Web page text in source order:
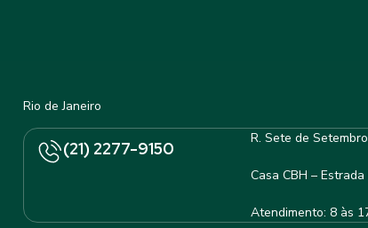
Rio de Janeiro
(21) 2277-9150
R. Sete de
Casa CBH –
Atendimento: 8 às